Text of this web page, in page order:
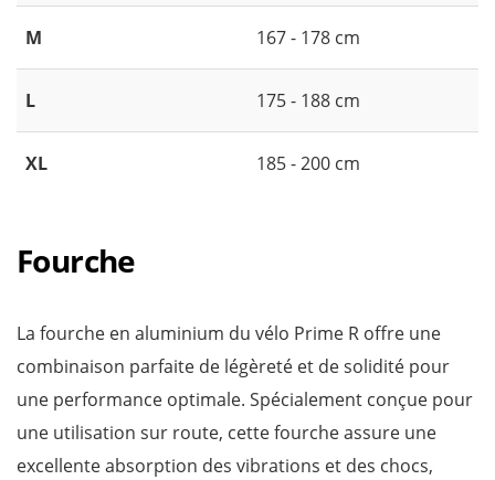
M 167 - 178 cm
L 175 - 188 cm
XL 185 - 200 cm
Fourche
La fourche en aluminium du vélo Prime R offre une
combinaison parfaite de légèreté et de solidité pour
une performance optimale. Spécialement conçue pour
une utilisation sur route, cette fourche assure une
excellente absorption des vibrations et des chocs,